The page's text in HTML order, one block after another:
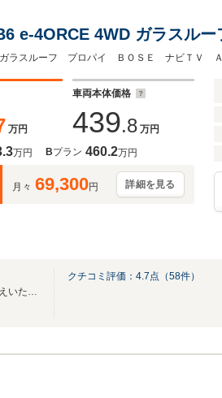
e-4ORCE 4WD ガラス
万円
車両本体価格
439.8 万円
万円 Bプラン 460.2万円
月々 69,300円 詳細を見る
クチコミ評価： 4.7 点（58件）